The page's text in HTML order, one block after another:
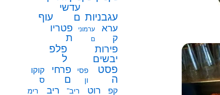
עגבניות
עדשי
ם
עוף
ערא
ק
ערמוני
ם
פטריו
ת
פירות
יבשים
פלפ
ל
פסט
ה
פסי
ון
פרחי
ם
קוקו
ס
קפ
רוט
ריב"
ריב
רימ